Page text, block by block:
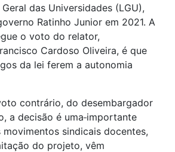
das Universidades (LGU),
Ratinho Junior em 2021. A
o voto do relator,
Cardoso Oliveira, é que
da lei ferem a autonomia
contrário, do desembargador
a decisão é uma importante
sindicais docentes,
do projeto, vêm